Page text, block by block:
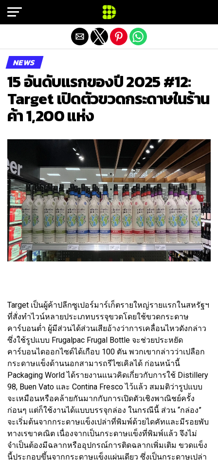
NEWS
15 อันดับแรกของปี 2025 #12:
Target เปิดตัวขวดกระดาษในร้าน
ค้า 1,200 แห่ง
Target เป็นผู้ค้าปลีกซูเปอร์มาร์เก็ตรายใหญ่รายแรกในสหรัฐฯ
ที่สั่งทำไวน์หลายประเภทบรรจุขวดโดยใช้ขวดกระดาษ
คาร์บอนต่ำ ผู้มีส่วนได้ส่วนเสียอ้างว่าการเคลื่อนไหวดังกล่าว
ซึ่งใช้รูปแบบ Frugalpac Frugal Bottle จะช่วยประหยัด
คาร์บอนไดออกไซด์ได้เกือบ 100 ตัน พวกเขากล่าวว่าเปลือก
กระดาษแข็งด้านนอกสามารถรีไซเคิลได้ ก่อนหน้านี้
Packaging World ได้รายงานแนวคิดเกี่ยวกับการใช้ Distillery
98, Buen Vato และ Contina Fresco ไว้แล้ว สมมติว่ารูปแบบ
จะเหมือนหรือคล้ายกันมากกับการเปิดตัวเชิงพาณิชย์ครั้ง
ก่อนๆ แต่ก็ใช้งานได้แบบบรรจุกล่อง ในกรณีนี้ ส่วน “กล่อง”
จะเริ่มต้นจากกระดาษแข็งเปล่าที่พิมพ์ด้วยไดคัทและมีรอยพับ
ทางเรขาคณิต เนื่องจากเป็นกระดาษแข็งที่พิมพ์แล้ว จึงไม่
จำเป็นต้องมีฉลากหรืออุปกรณ์การติดฉลากเพิ่มเติม ขวดแข็ง
นี้ประกอบขึ้นจากกระดาษแข็งแผ่นเดียว ซึ่งเป็นกระดาษเปล่า
Exit mobile version